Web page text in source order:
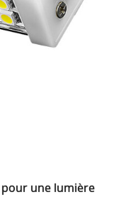
une lumière